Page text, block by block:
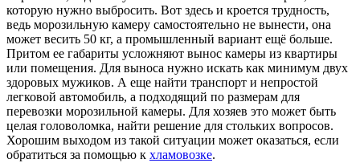
которую нужно выбросить. Вот здесь и кроется трудность,
ведь морозильную камеру самостоятельно не вынести, она
может весить 50 кг, а промышленный вариант ещё больше.
Притом ее габариты усложняют вынос камеры из квартиры
или помещения. Для выноса нужно искать как минимум двух
здоровых мужиков. А еще найти транспорт и непростой
легковой автомобиль, а подходящий по размерам для
перевозки морозильной камеры. Для хозяев это может быть
целая головоломка, найти решение для стольких вопросов.
Хорошим выходом из такой ситуации может оказаться, если
обратиться за помощью к хламовозке.